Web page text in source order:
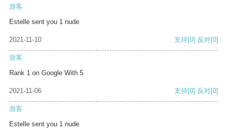
游客
Estelle sent you 1 nude
2021-11-10 支持[0] 反对[0]
游客
Rank 1 on Google With 5
2021-11-06 支持[0] 反对[0]
游客
Estelle sent you 1 nude